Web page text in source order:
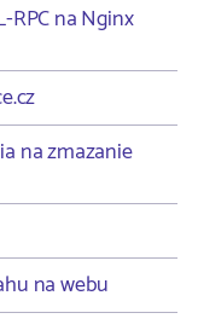
na Nginx
na zmazanie
na webu